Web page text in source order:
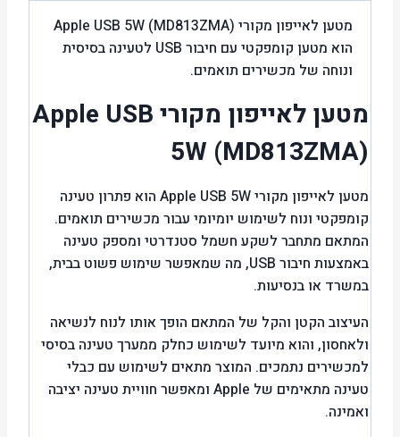
מטען לאייפון מקורי Apple USB 5W (MD813ZMA)
הוא מטען קומפקטי עם חיבור USB לטעינה בסיסית
ונוחה של מכשירים תואמים.
מטען לאייפון מקורי Apple USB
5W (MD813ZMA)
מטען לאייפון מקורי Apple USB 5W הוא פתרון טעינה
קומפקטי ונוח לשימוש יומיומי עבור מכשירים תואמים.
המתאם מתחבר לשקע חשמל סטנדרטי ומספק טעינה
באמצעות חיבור USB, מה שמאפשר שימוש פשוט בבית,
במשרד או בנסיעות.
העיצוב הקטן והקל של המתאם הופך אותו לנוח לנשיאה
ולאחסון, והוא מיועד לשימוש כחלק ממערך טעינה בסיסי
למכשירים נתמכים. המוצר מתאים לשימוש עם כבלי
טעינה מתאימים של Apple ומאפשר חוויית טעינה יציבה
ואמינה.